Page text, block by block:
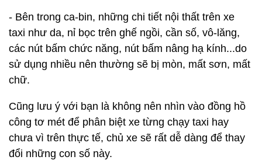
- Bên trong ca-bin, những chi tiết nội thất trên xe
taxi như da, nỉ bọc trên ghế ngồi, cần số, vô-lăng,
các nút bấm chức năng, nút bấm nâng hạ kính...do
sử dụng nhiều nên thường sẽ bị mòn, mất sơn, mất
chữ.
Cũng lưu ý với bạn là không nên nhìn vào đồng hồ
công tơ mét để phân biệt xe từng chạy taxi hay
chưa vì trên thực tế, chủ xe sẽ rất dễ dàng để thay
đổi những con số này.